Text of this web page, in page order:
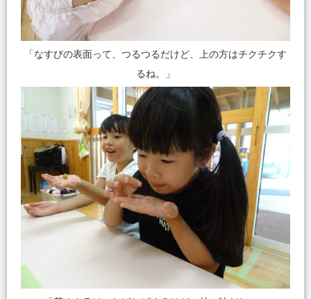
「なすびの表面って、つるつるだけど、上の方はチクチクす
るね。」